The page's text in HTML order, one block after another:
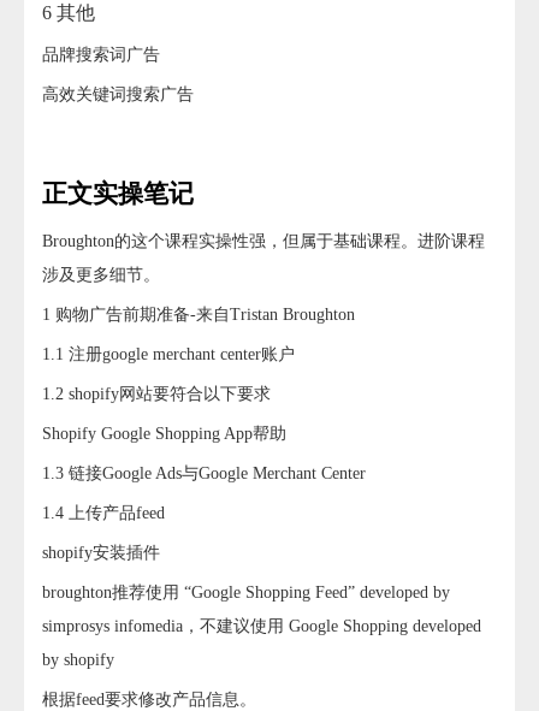
6 其他
品牌搜索词广告
高效关键词搜索广告
正文实操笔记
Broughton的这个课程实操性强，但属于基础课程。进阶课程
涉及更多细节。
1 购物广告前期准备-来自Tristan Broughton
1.1 注册google merchant center账户
1.2 shopify网站要符合以下要求
Shopify Google Shopping App帮助
1.3 链接Google Ads与Google Merchant Center
1.4 上传产品feed
shopify安装插件
broughton推荐使用 “Google Shopping Feed” developed by
simprosys infomedia，不建议使用 Google Shopping developed
by shopify
根据feed要求修改产品信息。